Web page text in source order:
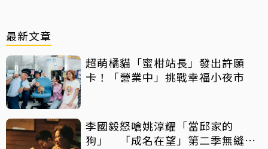
最新文章
超萌橘貓「蜜柑站長」發出許願
卡！「營業中」挑戰幸福小夜市
李國毅怒嗆姚淳耀「當邱家的
狗」 「成名在望」第二季無縫開